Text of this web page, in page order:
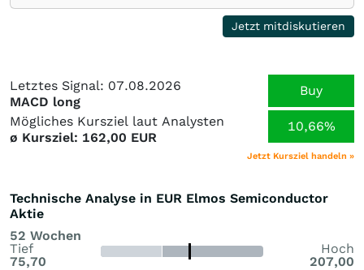
Jetzt mitdiskutieren
Letztes Signal: 07.08.2026
MACD long
Buy
Mögliches Kursziel laut Analysten
ø Kursziel: 162,00 EUR
10,66%
Jetzt Kursziel handeln »
Technische Analyse in EUR Elmos Semiconductor
Aktie
52 Wochen
Tief
75,70
Hoch
207,00